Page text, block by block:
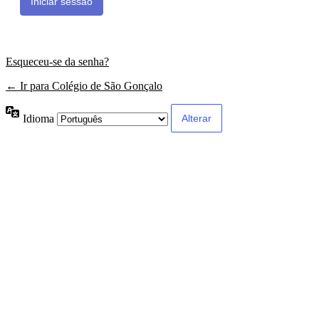
Esqueceu-se da senha?
← Ir para Colégio de São Gonçalo
Idioma